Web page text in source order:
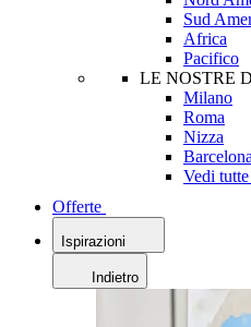
Sud
Africa
Pacifico
LE NOSTRE
Milano
Roma
Nizza
Barcelona
Vedi
Offerte
Ispirazioni
Indietro